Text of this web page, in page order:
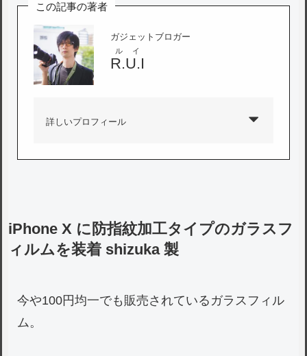
この記事の著者
ガジェットブロガー
R.U.I
ルイ
詳しいプロフィール
iPhone X に防指紋加工タイプのガラスフ
ィルムを装着 shizuka 製
今や100円均一でも販売されているガラスフィル
ム。